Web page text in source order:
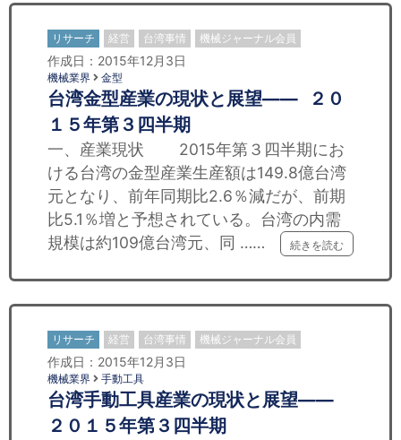
リサーチ 経営 台湾事情 機械ジャーナル会員
作成日：2015年12月3日
機械業界 金型
台湾金型産業の現状と展望—— ２０
１５年第３四半期
一、産業現状 2015年第３四半期にお
ける台湾の金型産業生産額は149.8億台湾
元となり、前年同期比2.6％減だが、前期
比5.1％増と予想されている。台湾の内需
規模は約109億台湾元、同 ……
続きを読む
リサーチ 経営 台湾事情 機械ジャーナル会員
作成日：2015年12月3日
機械業界 手動工具
台湾手動工具産業の現状と展望——
２０１５年第３四半期